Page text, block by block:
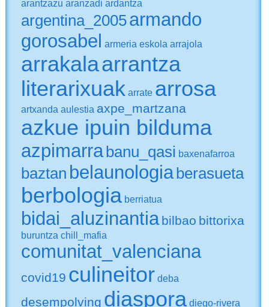
arantzazu aranzadi ardantza
argentina_2005armando
gorosabel
armeria eskola arrajola
arrakalaarrantza
literarixuak arrate arrosa
artxanda aulestia axpe_martzana
azkue ipuin bilduma
azpimarra banu_qasi baxenafarroa
baztan belaunologia berasueta
berbologia berriatua
bidai_aluzinantia bilbao bittorixa
buruntza chill_mafia
comunitat_valenciana
covid19 culineitor deba
desempolving diaspora diego-rivera